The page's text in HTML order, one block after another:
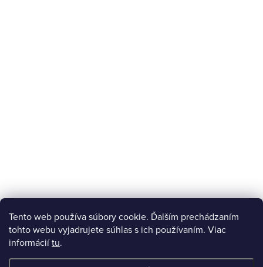
Tento web používa súbory cookie. Ďalším prechádzaním
tohto webu vyjadrujete súhlas s ich používaním. Viac
informáciítu.